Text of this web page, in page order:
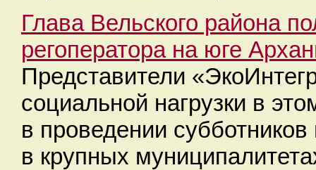
Глава Вельского района
регоператора на юге
Представители
социальной нагрузки в
в проведении
в крупных